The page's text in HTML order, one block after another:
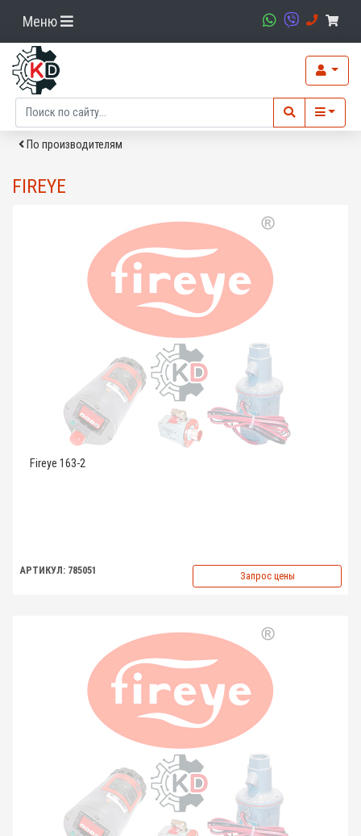
Меню
По производителям
FIREYE
Fireye 163-2
АРТИКУЛ: 785051 Запрос цены